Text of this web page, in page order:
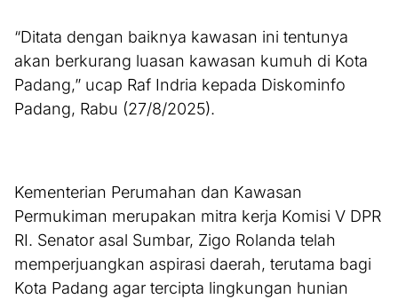
“Ditata dengan baiknya kawasan ini tentunya
akan berkurang luasan kawasan kumuh di Kota
Padang,” ucap Raf Indria kepada Diskominfo
Padang, Rabu (27/8/2025).
Kementerian Perumahan dan Kawasan
Permukiman merupakan mitra kerja Komisi V DPR
RI. Senator asal Sumbar, Zigo Rolanda telah
memperjuangkan aspirasi daerah, terutama bagi
Kota Padang agar tercipta lingkungan hunian